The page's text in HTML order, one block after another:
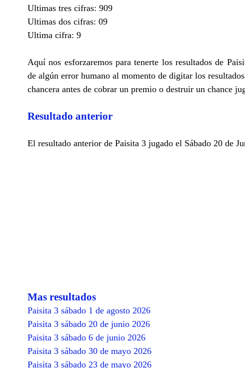
Ultimas tres cifras: 909
Ultimas dos cifras: 09
Ultima cifra: 9
Aquí nos esforzaremos para tenerte los resultados de
de algún error humano al momento de digitar los
chancera antes de cobrar un premio o destruir un chance
Resultado anterior
El resultado anterior de Paisita 3 jugado el Sábado 20 de
Mas resultados
Paisita 3 sábado 1 de agosto 2026
Paisita 3 sábado 20 de junio 2026
Paisita 3 sábado 6 de junio 2026
Paisita 3 sábado 30 de mayo 2026
Paisita 3 sábado 23 de mayo 2026